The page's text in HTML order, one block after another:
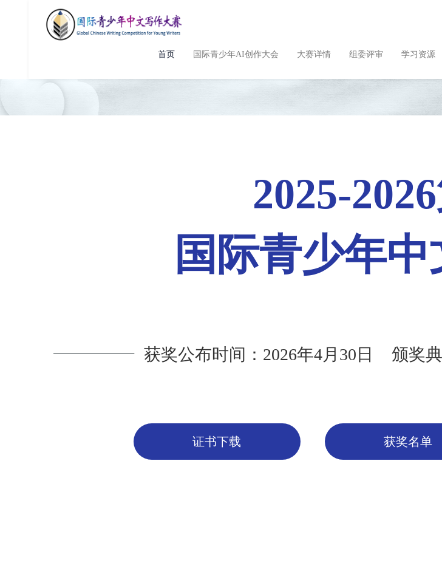
首页 国际青少年AI创作大会 大赛详情 组委评审 学习资源
2025-
国际青少年
获奖公布时间：2026年4月30日 颁奖
证书下载 获奖名单